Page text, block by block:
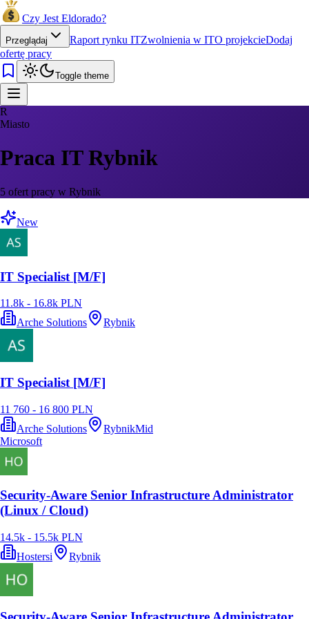
Czy Jest Eldorado?
Przeglądaj Raport rynku ITZwolnienia w ITO projekcieDodaj
ofertę pracy
Toggle theme
R
Miasto
Praca IT Rybnik
5 ofert pracy w Rybnik
New
IT Specialist [M/F]
11.8k - 16.8k PLN
Arche Solutions
Rybnik
IT Specialist [M/F]
11 760 - 16 800 PLN
Arche Solutions
RybnikMid
Microsoft
Security-Aware Senior Infrastructure Administrator
(Linux / Cloud)
14.5k - 15.5k PLN
Hostersi
Rybnik